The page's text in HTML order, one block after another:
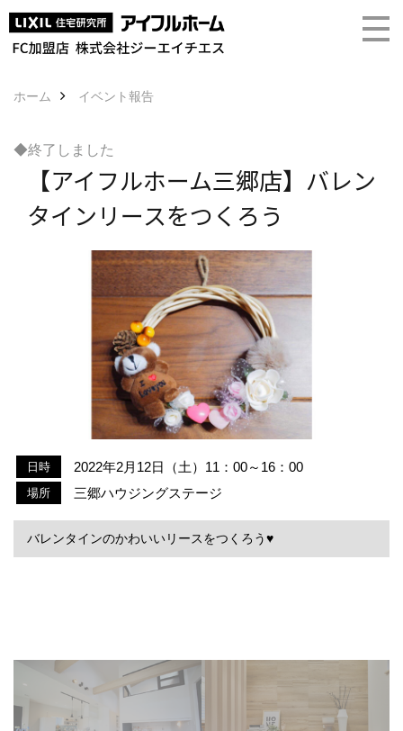
ホーム イベント報告
◆終了しました
【アイフルホーム三郷店】バレン
タインリースをつくろう
日時 2022年2月12日（土）11：00～16：00
場所 三郷ハウジングステージ
バレンタインのかわいいリースをつくろう♥